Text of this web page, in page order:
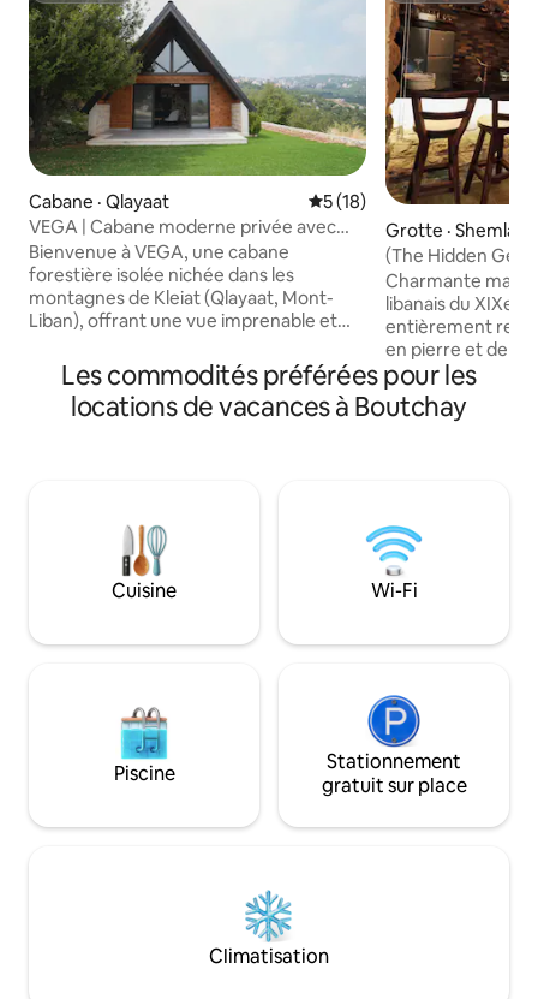
Cabane · Qlayaat Note moyenne de 5 sur 5,
5 (18)
VEGA | Cabane moderne privée avec
vue panoramique
Bienvenue à VEGA, une cabane
forestière isolée nichée dans les
montagnes de Kleiat (Qlayaat, Mont-
Liban), offrant une vue imprenable et
pour les matins tranquilles et les soirées
confortables, Vega est à seulement
3 minutes de la rue principale de Kleiat, à
d'une cuisine entièrement équipée, de la
climatisation, d'une connexion Wi-Fi par
fibre optique, d'une télévision
connectée et d'une buanderie, ce qui le
durée comme pour les escapades d'un
Grotte · Shemlan
(The Hidden
électricité 24
Charmante
libanais du XIXe
entièrement
en pierre et de
seulement 20
minutes de
(Souk El Gharb).
frais ou apportez
l'aéroport et
disponibles à des
voyageurs. Des
Les commodités préférées pour les
locations de vacances à Boutchay
Cuisine Wi-Fi
Piscine
Stationnement
gratuit sur place
Climatisation